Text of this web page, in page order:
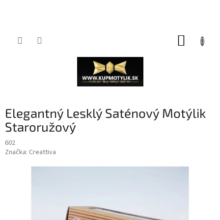
Elegantný Lesklý Saténový Motýlik
Staroružový
602
Značka: Creattiva